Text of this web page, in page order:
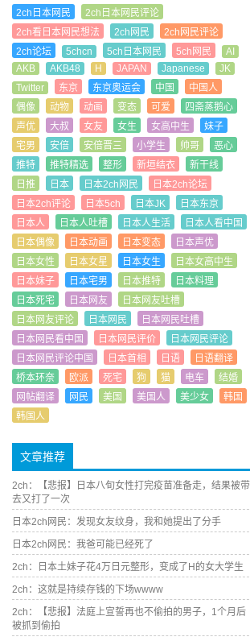
2ch日本网民
2ch日本网民评论
2ch看日本网民想法
2ch网民
2ch网民评论
2ch论坛
5chcn 5ch日本网民 5ch网民
AI
AKB
AKB48 H JAPAN Japanese
JK
Twitter
东京 东京奥运会 中国
中国人
偶像
动物 动画 变态 可爱
四斋蒸鹅心
声优
大叔 女友 女生 女高中生
妹子
宅男
安倍 安倍晋三 小学生 帅哥
恶心
推特
推特精选 整形 新垣结衣
新干线
日推
日本 日本2ch网民
日本2ch论坛
日本2ch评论
日本5ch 日本JK
日本东京
日本人
日本人吐槽 日本人生活
日本人看中国
日本偶像
日本动画 日本变态
日本声优
日本女性
日本女星 日本女生
日本女高中生
日本妹子
日本宅男 日本推特
日本料理
日本死宅
日本网友
日本网友吐槽
日本网友评论
日本网民
日本网民吐槽
日本网民看中国
日本网民评价
日本网民评论
日本网民评论中国
日本首相 日语
日语翻译
桥本环奈
欧派 死宅 狗 猫 电车
结婚
网帖翻译
网民 美国 美国人 美少女
韩国
韩国人
文章推荐
2ch：【悲报】日本八旬女性打完疫苗准备走，结果被带
去又打了一次
日本2ch网民：发现女友纹身，我和她提出了分手
日本2ch网民：我爸可能已经死了
2ch：日本土妹子花4万日元整形，变成了H的女大学生
2ch：这就是持续存钱的下场wwww
2ch：【悲报】法庭上宣誓再也不偷拍的男子，1个月后
被抓到偷拍